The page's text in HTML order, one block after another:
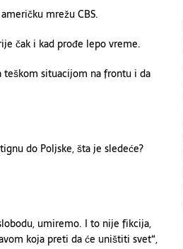
mrežu CBS.
čak i kad prođe lepo vreme.
teškom situacijom na frontu i da
do Poljske, šta je sledeće?
umiremo. I to nije fikcija,
koja preti da će uništiti svet“,